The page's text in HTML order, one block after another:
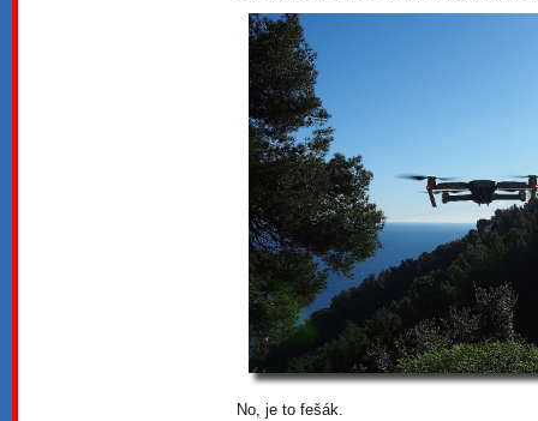
No, je to fešák.